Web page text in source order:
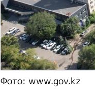
Фото: www.gov.kz